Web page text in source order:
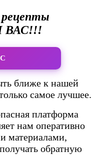
рецепты
ВАС!!!
ближе к нашей
самое лучшее.
платформа
нам оперативно
материалами,
обратную